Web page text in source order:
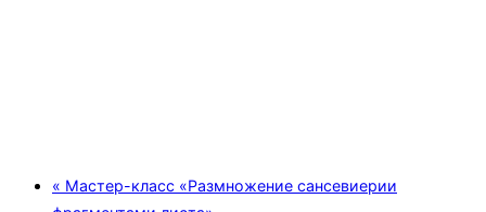
« Мастер-класс «Размножение сансевиерии